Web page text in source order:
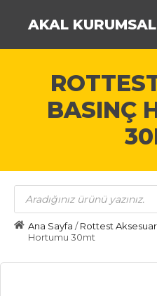
AKAL KURUMSAL
BASINÇ
Products
search
Ana Sayfa /Rottest Aksesuar
Hortumu 30mt